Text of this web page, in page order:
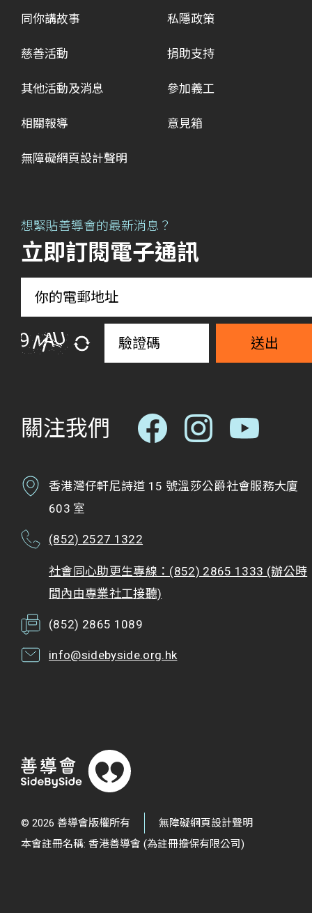
同你講故事
慈善活動
其他活動及消息
相關報導
私隱政策
捐助支持
參加義工
意見箱
無障礙網頁設計聲明
想緊貼善導會的最新消息？
立即訂閱電子通訊
送出
關注我們
香港灣仔軒尼詩道 15 號溫莎公爵社會服務大廈
603 室
(852) 2527 1322
社會同心助更生專線：(852) 2865 1333 (辦公時
間內由專業社工接聽)
(852) 2865 1089
info@sidebyside.org.hk
© 2026 善導會版權所有
無障礙網頁設計聲明
本會註冊名稱: 香港善導會 (為註冊擔保有限公司)